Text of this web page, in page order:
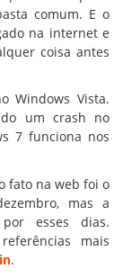
comum. E o
na internet e
coisa antes
Windows Vista.
um crash no
7 funciona nos
fato na web foi o
mas a
esses dias.
mais
.